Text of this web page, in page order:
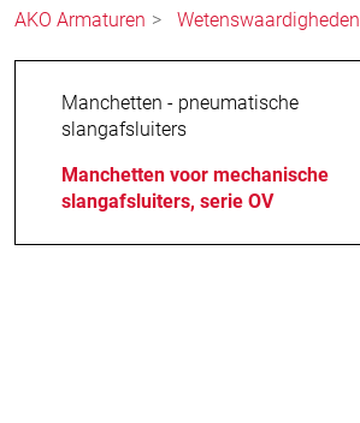
AKO Armaturen Wetenswaardigheden
Manchetten - pneumatische
slangafsluiters
Manchetten voor mechanische
slangafsluiters, serie OV